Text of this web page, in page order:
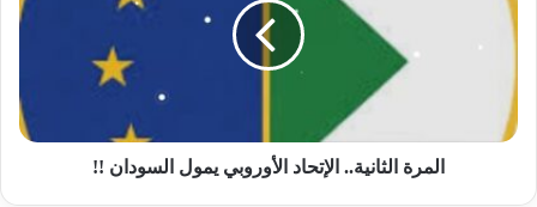
الأوروبي
يمول
!!
المرة الثانية.. الإتحاد الأوروبي يمول السودان !!